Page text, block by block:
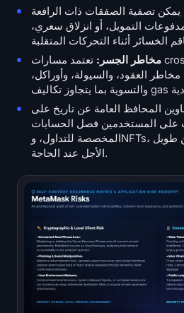
يمكن تصفية الصفقات ذات الرافعة
التمويل، أو انزلاق سعري،
مخاطر الجسر: تعتمد مسارات cross-chain على جسر
العقود، والسيولة، وأوراكل،
المحافظ العامة عن تاريخ على
على المستخدمين فصل الحسابات
المخصصة للتداول، وNFTs، والمدفوعات، والتخزين طويل
الأجل عند الحاجة.